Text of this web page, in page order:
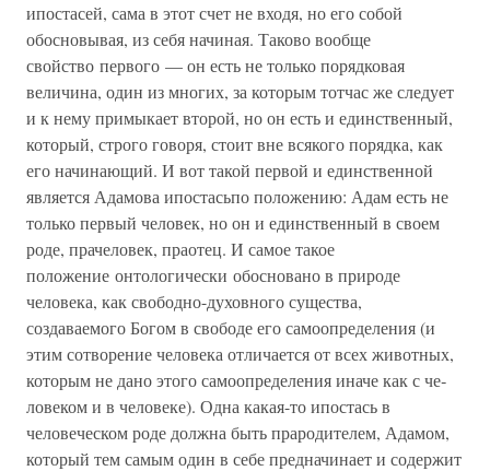
ипостасей, сама в этот счет не входя, но его собой
обосновы­вая, из себя начиная. Таково вообще
свойство первого — он есть не только порядковая
величина, один из многих, за которым тотчас же следует
и к нему примыкает второй, но он есть и единственный,
который, строго говоря, стоит вне всякого порядка, как
его начи­нающий. И вот такой первой и единственной
является Адамова ипостасьпо положению: Адам есть не
только первый человек, но он и единственный в своем
роде, прачеловек, праотец. И самое та­кое
положение онтологически обосновано в природе
человека, как свободно-духовного существа,
создаваемого Богом в свободе его самоопределения (и
этим сотворение человека отличается от всех животных,
которым не дано этого самоопределения иначе как с че­
ловеком и в человеке). Одна какая-то ипостась в
человеческом ро­де должна быть прародителем, Адамом,
который тем самым один в себе предначинает и содержит